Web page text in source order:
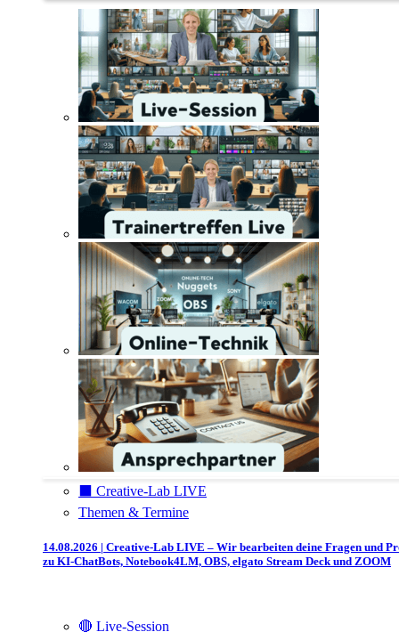
⬛️ Creative-Lab LIVE
Themen & Termine
14.08.2026 | Creative-Lab LIVE – Wir bearbeiten deine Fragen und
zu KI-ChatBots, Notebook4LM, OBS, elgato Stream Deck und ZOOM
🔴 Live-Session